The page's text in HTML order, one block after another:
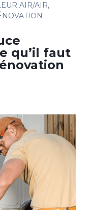
AIR/AIR,
qu’il faut